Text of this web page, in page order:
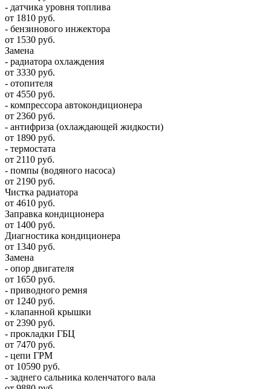
- датчика уровня топлива
от 1810 руб.
- бензинового инжектора
от 1530 руб.
Замена
- радиатора охлаждения
от 3330 руб.
- отопителя
от 4550 руб.
- компрессора автокондиционера
от 2360 руб.
- антифриза (охлаждающей жидкости)
от 1890 руб.
- термостата
от 2110 руб.
- помпы (водяного насоса)
от 2190 руб.
Чистка радиатора
от 4610 руб.
Заправка кондиционера
от 1400 руб.
Диагностика кондиционера
от 1340 руб.
Замена
- опор двигателя
от 1650 руб.
- приводного ремня
от 1240 руб.
- клапанной крышки
от 2390 руб.
- прокладки ГБЦ
от 7470 руб.
- цепи ГРМ
от 10590 руб.
- заднего сальника коленчатого вала